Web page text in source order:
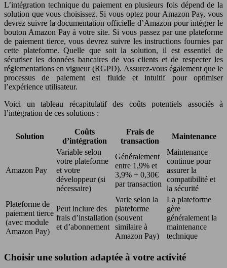
L’intégration technique du paiement en plusieurs fois dépend de la
solution que vous choisissez. Si vous optez pour Amazon Pay, vous
devrez suivre la documentation officielle d’Amazon pour intégrer le
bouton Amazon Pay à votre site. Si vous passez par une plateforme
de paiement tierce, vous devrez suivre les instructions fournies par
cette plateforme. Quelle que soit la solution, il est essentiel de
sécuriser les données bancaires de vos clients et de respecter les
réglementations en vigueur (RGPD). Assurez-vous également que le
processus de paiement est fluide et intuitif pour optimiser
l’expérience utilisateur.
Voici un tableau récapitulatif des coûts potentiels associés à
l’intégration de ces solutions :
Solution
Coûts
d’intégration
Frais de
transaction
Maintenance
Amazon Pay
Variable selon
votre plateforme
et votre
développeur (si
nécessaire)
Généralement
entre 1,9% et
3,9% + 0,30€
par transaction
Maintenance
continue pour
assurer la
compatibilité et
la sécurité
Plateforme de
paiement tierce
(avec module
Amazon Pay)
Peut inclure des
frais d’installation
et d’abonnement
Varie selon la
plateforme
(souvent
similaire à
Amazon Pay)
La plateforme
gère
généralement la
maintenance
technique
Choisir une solution adaptée à votre activité